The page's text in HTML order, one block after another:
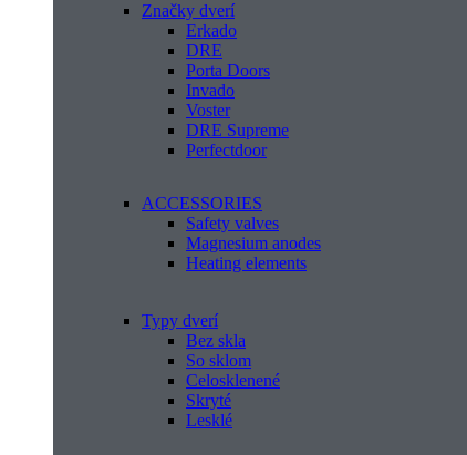
Značky dverí
Erkado
DRE
Porta Doors
Invado
Voster
DRE Supreme
Perfectdoor
ACCESSORIES
Safety valves
Magnesium anodes
Heating elements
Typy dverí
Bez skla
So sklom
Celosklenené
Skryté
Lesklé